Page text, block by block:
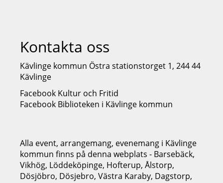
Kontakta oss
Kävlinge kommun Östra stationstorget 1, 244 44
Kävlinge
Facebook Kultur och Fritid
Facebook Biblioteken i Kävlinge kommun
Alla event, arrangemang, evenemang i Kävlinge
kommun finns på denna webplats - Barsebäck,
Vikhög, Löddeköpinge, Hofterup, Ålstorp,
Dösjöbro, Dösjebro, Västra Karaby, Dagstorp,